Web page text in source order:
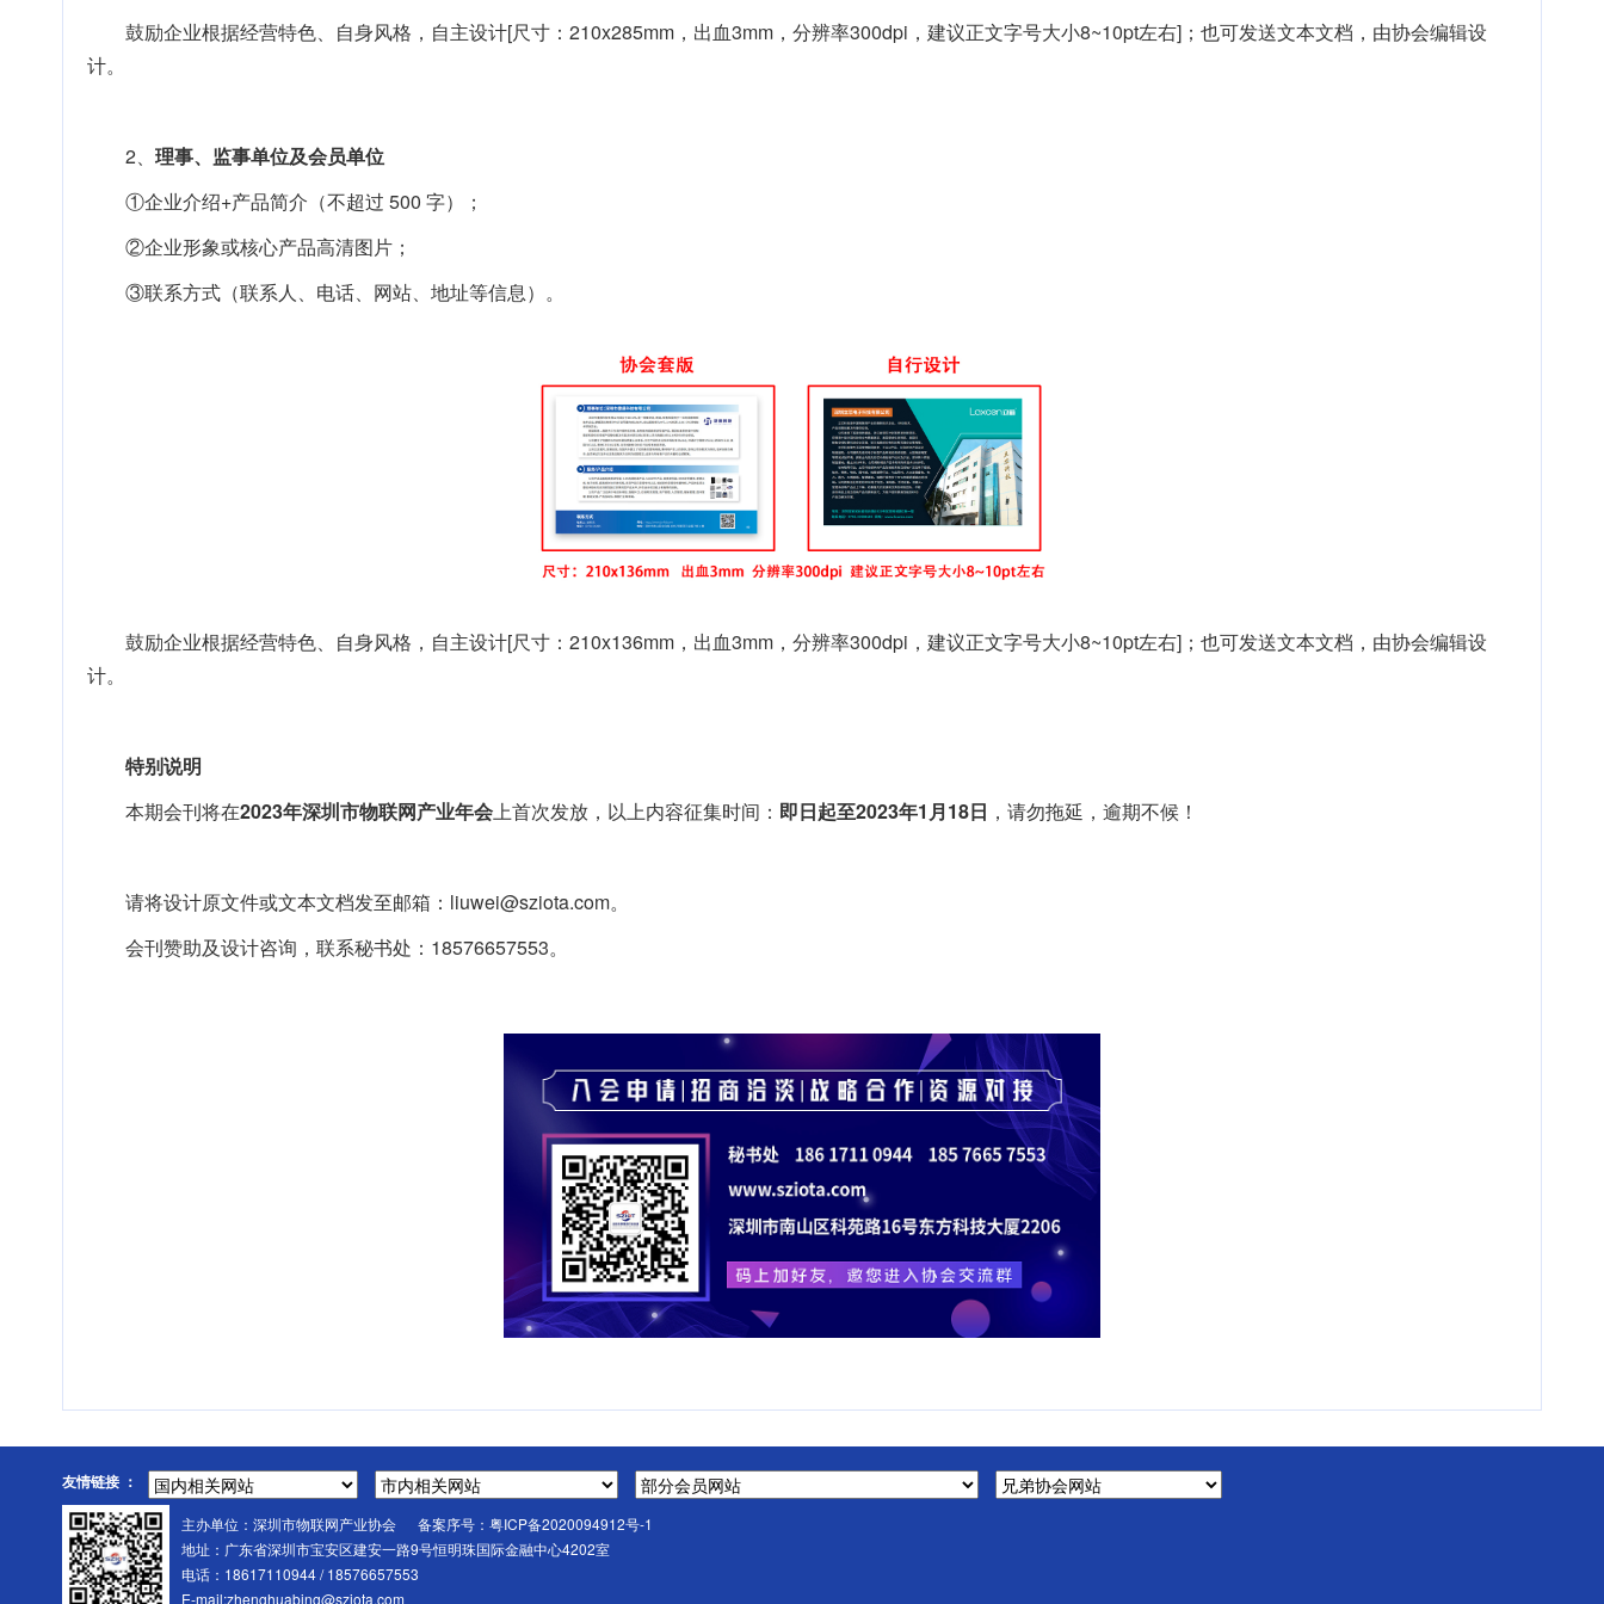
鼓励企业根据经营特色、自身风格，自主设计[尺寸：210x285mm，出血3mm，分辨率300dpi，建议正文字号大小8~10pt左右]；也可发送文本文档，由协会编辑设
计。
2、 理事、监事单位及会员单位
①企业介绍+产品简介（不超过 500 字）；
②企业形象或核心产品高清图片；
③联系方式（联系人、电话、网站、地址等信息）。
鼓励企业根据经营特色、自身风格，自主设计[尺寸：210x136mm，出血3mm，分辨率300dpi，建议正文字号大小8~10pt左右]；也可发送文本文档，由协会编辑设
计。
特别说明
本期会刊将在2023年深圳市物联网产业年会上首次发放，以上内容征集时间： 即日起至2023年1月18日 ，请勿拖延，逾期不候！
请将设计原文件或文本文档发至邮箱：liuwei@sziota.com。
会刊赞助及设计咨询，联系秘书处：18576657553。
友情链接 ：
主办单位：深圳市物联网产业协会 备案序号： 粤ICP备2020094912号-1
地址：广东省深圳市宝安区建安一路9号恒明珠国际金融中心4202室
电话：18617110944 / 18576657553
E-mail:zhenghuabing@sziota.com